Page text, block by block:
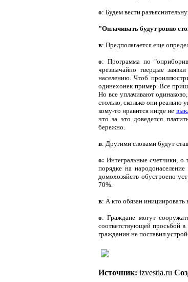
о: Будем вести
"Оплачивать будут ровно
в: Предполагается еще
о: Программа по
чрезвычайно твердые
населению. Чтоб
одинехонек пример. Все
Но все уплачивают
столько, сколько они реально
кому-то нравится нигде не
что за это доведется
бережно.
в: Другими словами будут
о: Интегральные счетчики,
порядке на
домохозяйств обустроено
70%.
в: А кто обязан инициировать
о: Граждане могут
соответствующей просьбой
гражданин не поставил
Источник: izvestia.ru